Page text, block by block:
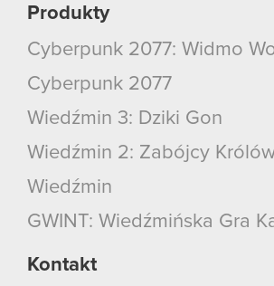
Produkty
Cyberpunk 2077: Widmo
Cyberpunk 2077
Wiedźmin 3: Dziki Gon
Wiedźmin 2: Zabójcy
Wiedźmin
GWINT: Wiedźmińska Gra
Kontakt